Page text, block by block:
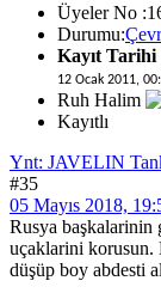
Üyeler No
Durumu:
Kayıt Tarihi
12 Ocak 2011,
Ruh Halim
Kayıtlı
Ynt: JAVELIN
#35
05 Mayıs 2018,
Rusya başkalarinin
uçaklarini korusun.
düşüp boy abdesti